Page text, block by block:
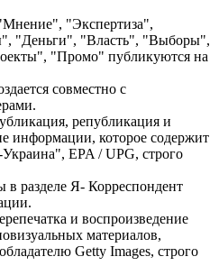
"Экспертиза",
"Деньги", "Власть", "Выборы",
"Промо" публикуются на
совместно с
републикация и
информации, которое содержит
EPA / UPG, строго
в разделе Я- Корреспондент
и воспроизведение
материалов,
Getty Images, строго